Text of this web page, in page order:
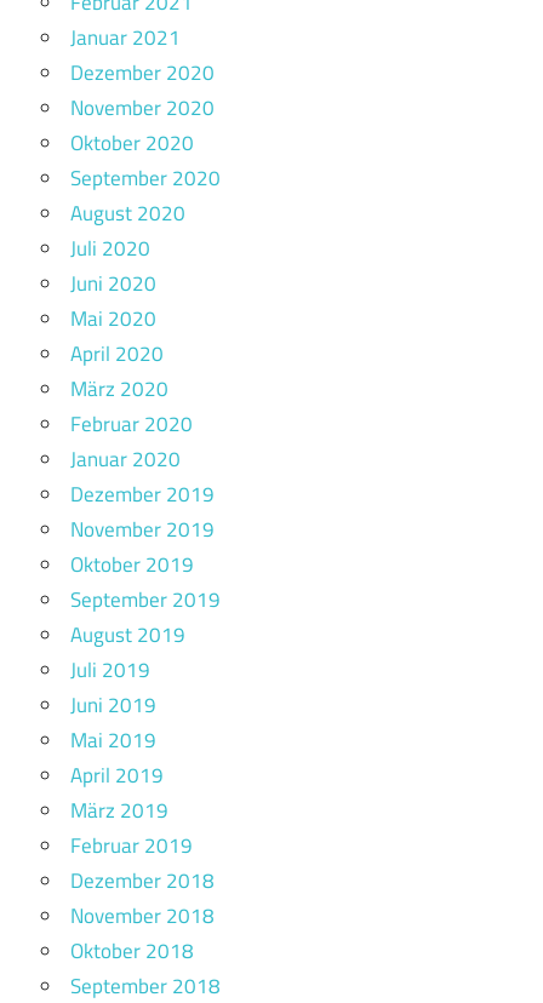
Januar 2021
Dezember 2020
November 2020
Oktober 2020
September 2020
August 2020
Juli 2020
Juni 2020
Mai 2020
April 2020
März 2020
Februar 2020
Januar 2020
Dezember 2019
November 2019
Oktober 2019
September 2019
August 2019
Juli 2019
Juni 2019
Mai 2019
April 2019
März 2019
Februar 2019
Dezember 2018
November 2018
Oktober 2018
September 2018